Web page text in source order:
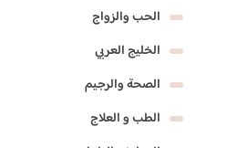
الحب والزواج
الخليج العربي
الصحة والرجيم
الطب و العلاج